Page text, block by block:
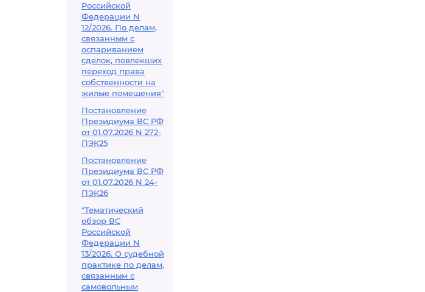
Российской
Федерации N
12/2026. По делам,
связанным с
оспариванием
сделок, повлекших
переход права
собственности на
жилые помещения"
Постановление
Президиума ВС РФ
от 01.07.2026 N 272-
ПЭК25
Постановление
Президиума ВС РФ
от 01.07.2026 N 24-
ПЭК26
"Тематический
обзор ВС
Российской
Федерации N
13/2026. О судебной
практике по делам,
связанным с
самовольным